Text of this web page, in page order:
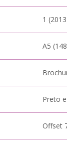
1
A5
Preto
Offset